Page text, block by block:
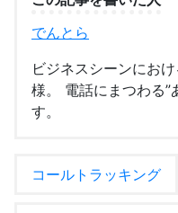
でんとら
ビジネスシーンにお
様。 電話にまつわる”
す。
コールトラッキング